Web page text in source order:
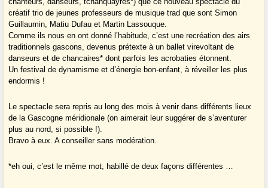
créatif trio de jeunes professeurs de musique trad que sont Simon
Guillaumin, Matiu Dufau et Martin Lassouque.
Comme ils nous en ont donné l’habitude, c’est une recréation des airs
traditionnels gascons, devenus prétexte à un ballet virevoltant de
danseurs et de chancaires* dont parfois les acrobaties étonnent.
Un festival de dynamisme et d’énergie bon-enfant, à réveiller les plus
endormis !
Le spectacle sera repris au long des mois à venir dans différents lieux
de la Gascogne méridionale (on aimerait leur suggérer de s’aventurer
plus au nord, si possible !).
Bravo à eux. A conseiller sans modération.
*eh oui, c’est le même mot, habillé de deux façons différentes …